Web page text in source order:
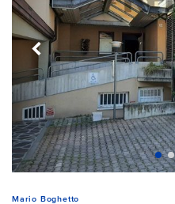
Mario Boghetto